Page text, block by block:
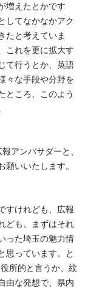
増えたとかです
してなかなかアク
たと考えていま
これを更に拡大す
て行うとか、英語
々な手段や分野を
ところ、このよう
アンバサダーと、
いいたします。
すけれども、広報
ども、まずはそれ
った埼玉の魅力情
思っています。と
所的と言うか、紋
由な発想で、県内